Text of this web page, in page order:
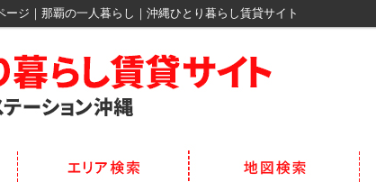
ジ｜那覇の一人暮らし｜沖縄ひとり暮らし賃貸サイト